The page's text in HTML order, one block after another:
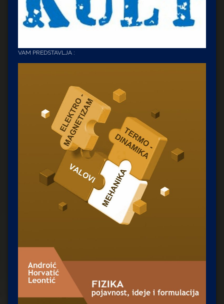
VAM PREDSTAVLJA :